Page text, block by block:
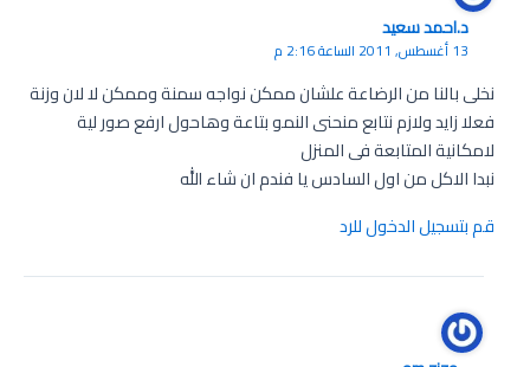
د.احمد سعيد
13 أغسطس, 2011 الساعة 2:16 م
نخلى بالنا من الرضاعة علشان ممكن نواجه سمنة وممكن لا لان وزنة
فعلا زايد ولازم نتابع منحنى النمو بتاعة وهاحول ارفع صور لية
لامكانية المتابعة فى المنزل
نبدا الاكل من اول السادس يا فندم ان شاء الله
قم بتسجيل الدخول للرد